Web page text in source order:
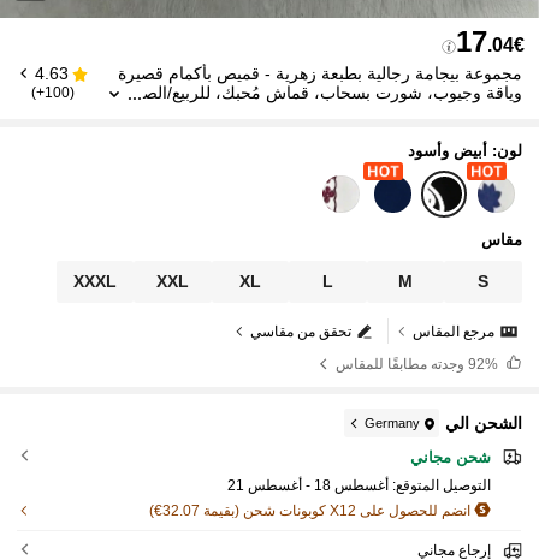
17.04€
مجموعة بيجامة رجالية بطبعة زهرية - قميص بأكمام قصيرة
وياقة وجيوب، شورت بسحاب، قماش مُحبك، للربيع/الص
4.63
(100+)
لون: أبيض وأسود
مقاس
S
M
L
XL
XXL
XXXL
تحقق من مقاسي
مرجع المقاس
وجدته مطابقًا للمقاس
الشحن الي Germany
شحن مجاني
التوصيل المتوقع: أغسطس 18 - أغسطس 21
انضم للحصول على X12 كوبونات شحن (بقيمة 32.07€)
إرجاع مجاني